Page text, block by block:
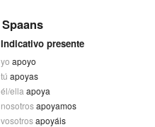
Spaans
Indicativo presente
yo apoyo
tú apoyas
él/ella apoya
nosotrosapoyamos
vosotrosapoyáis